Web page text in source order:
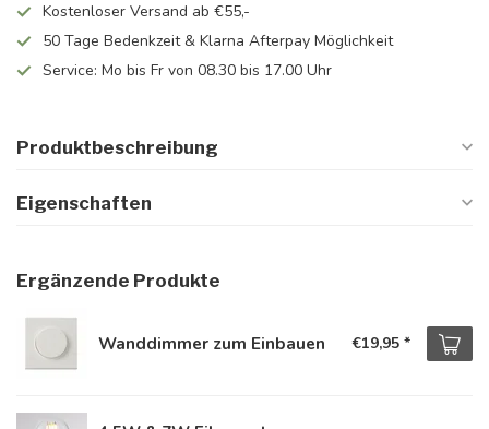
Kostenloser Versand ab €55,-
50 Tage Bedenkzeit & Klarna Afterpay Möglichkeit
Service: Mo bis Fr von 08.30 bis 17.00 Uhr
Produktbeschreibung
Eigenschaften
Ergänzende Produkte
Wanddimmer zum Einbauen €19,95 *